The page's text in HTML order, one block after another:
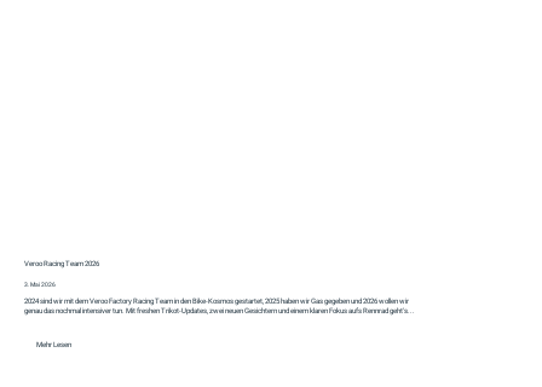
Veroo Racing Team 2026
3. Mai 2026
2024 sind wir mit dem Veroo Factory Racing Team in den Bike-Kosmos gestartet, 2025 haben wir Gas gegeben und 2026 wollen wir
genau das nochmal intensiver tun. Mit freshen Trikot-Updates, zwei neuen Gesichtern und einem klaren Fokus aufs Rennrad geht's...
Mehr Lesen